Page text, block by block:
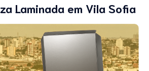
Laminada em Vila Sofia